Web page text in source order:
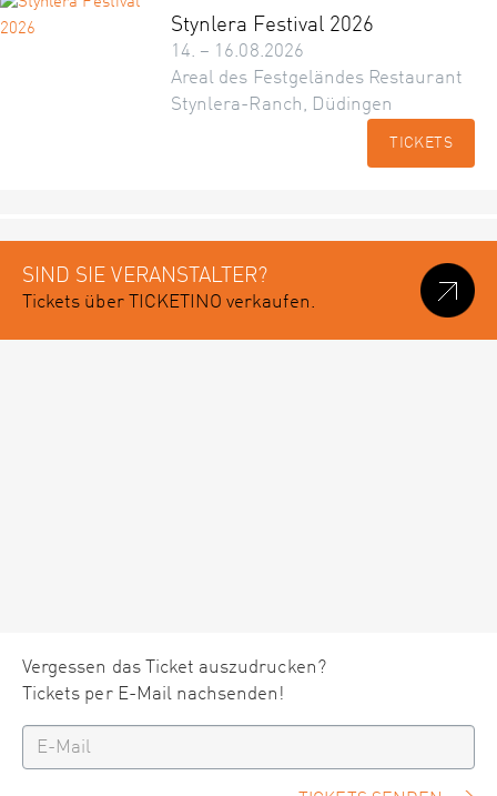
Stynlera Festival 2026
14. – 16.08.2026
Areal des Festgeländes Restaurant
Stynlera-Ranch, Düdingen
TICKETS
SIND SIE VERANSTALTER?
Tickets über TICKETINO verkaufen.
Vergessen das Ticket auszudrucken?
Tickets per E-Mail nachsenden!